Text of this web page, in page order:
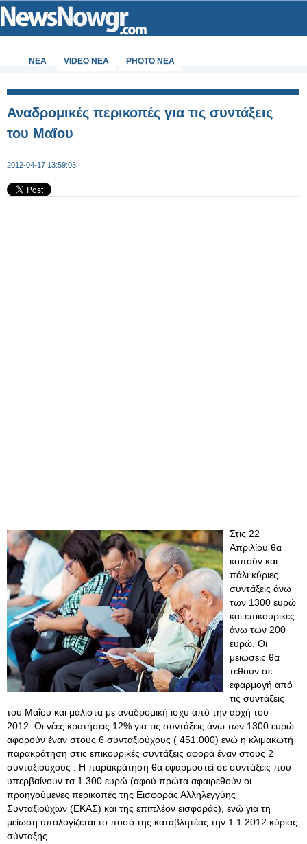
ΝΕΑ VIDEO NEA PHOTO NEA
Αναδρομικές περικοπές για τις συντάξεις
του Μαΐου
2012-04-17 13:59:03
Στις 22
Απριλίου θα
κοπούν και
πάλι κύριες
συντάξεις άνω
των 1300 ευρώ
και επικουρικές
άνω των 200
ευρώ. Οι
μειώσεις θα
τεθούν σε
εφαρμογή από
τις συντάξεις
του Μαΐου και μάλιστα με αναδρομική ισχύ από την αρχή του
2012. Οι νέες κρατήσεις 12% για τις συντάξεις άνω των 1300 ευρώ
αφορούν έναν στους 6 συνταξιούχους ( 451.000) ενώ η κλιμακωτή
παρακράτηση στις επικουρικές συντάξεις αφορά έναν στους 2
συνταξιούχους . Η παρακράτηση θα εφαρμοστεί σε συντάξεις που
υπερβαίνουν τα 1.300 ευρώ (αφού πρώτα αφαιρεθούν οι
προηγούμενες περικοπές της Εισφοράς Αλληλεγγύης
Συνταξιούχων (ΕΚΑΣ) και της επιπλέον εισφοράς), ενώ για τη
μείωση υπολογίζεται το ποσό της καταβλητέας την 1.1.2012 κύριας
σύνταξης.